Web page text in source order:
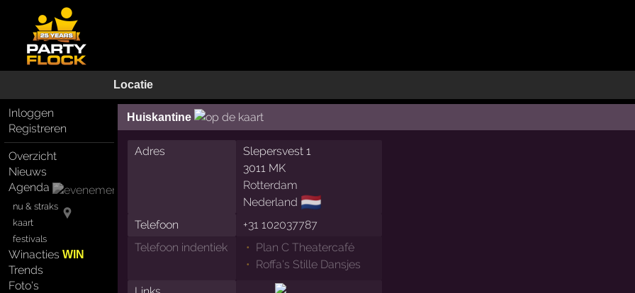
Locatie
Inloggen
Registreren
Overzicht
Nieuws
Agenda
nu & straks
kaart
festivals
WinactiesWIN
Trends
Foto's
Huiskantine
Adres
Slepersvest 1
3011 MK
Rotterdam
Nederland 🇳🇱
Telefoon
+31 102037787
Telefoon indentiek
Plan C Theatercafé
Roffa's Stille Dansjes